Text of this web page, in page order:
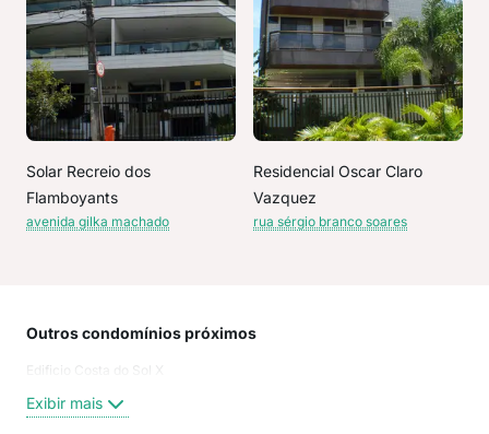
Solar Recreio dos
Flamboyants
avenida gilka machado
Residencial Oscar Claro
Vazquez
rua sérgio branco soares
Outros condomínios próximos
Edificio Costa do Sol X
Exibir mais